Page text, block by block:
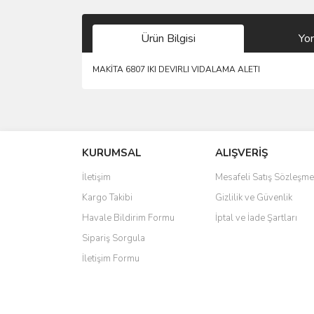
Ürün Bilgisi
MAKİTA 6807 IKI DEVIRLI VIDALAMA ALETI
Ürün resmi kalitesiz, bozuk veya görüntülenemiyor.
Ürün açıklamasında eksik bilgiler bulunuyor.
Ürün bilgilerinde hatalar bulunuyor.
Ürün fiyatı diğer sitelerden daha pahalı.
Bu ürüne benzer farklı alternatifler olmalı.
KURUMSAL
İletişim
Kargo Takibi
Havale Bildirim Formu
Sipariş Sorgula
İletişim Formu
ALIŞVERİŞ
Mesafeli Satış
Gizlilik ve Güvenlik
İptal ve İade Şartları